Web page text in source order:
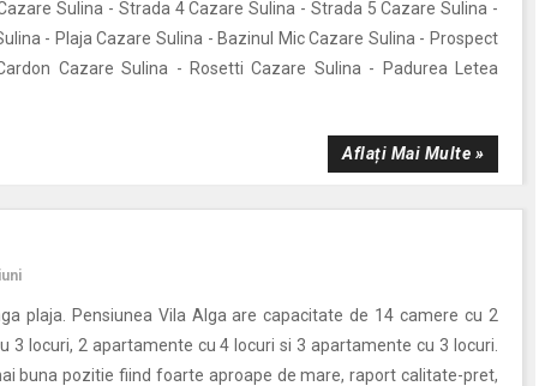
Sulina - Strada 4 Cazare Sulina - Strada 5 Cazare Sulina -
- Plaja Cazare Sulina - Bazinul Mic Cazare Sulina - Prospect
Cazare Sulina - Rosetti Cazare Sulina - Padurea Letea
Aflați Mai Multe »
plaja. Pensiunea Vila Alga are capacitate de 14 camere cu 2
3 locuri, 2 apartamente cu 4 locuri si 3 apartamente cu 3 locuri.
buna pozitie fiind foarte aproape de mare, raport calitate-pret,